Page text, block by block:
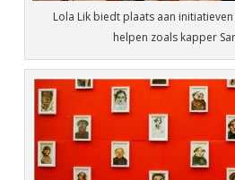
Lola Lik biedt plaats aan
helpen zoals kapper